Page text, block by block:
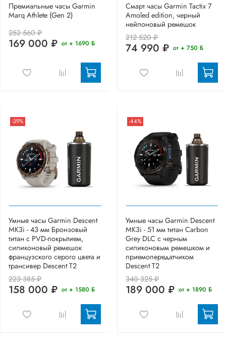
Премиальные часы Garmin
Marq Athlete (Gen 2)
252 560 ₽
169 000 ₽ от + 1690 Б
Смарт часы Garmin Tactix 7
Amoled edition, черный
нейлоновый ремешок
212 520 ₽
74 990 ₽ от + 750 Б
-29%
Умные часы Garmin Descent
MK3i - 43 мм Бронзовый
титан с PVD-покрытием,
силиконовый ремешок
французского серого цвета и
трансивер Descent T2
223 385 ₽
158 000 ₽ от + 1580 Б
-44%
Умные часы Garmin Descent
MK3i - 51 мм титан Carbon
Grey DLC с черным
силиконовым ремешком и
приемопередатчиком
Descent T2
340 325 ₽
189 000 ₽ от + 1890 Б